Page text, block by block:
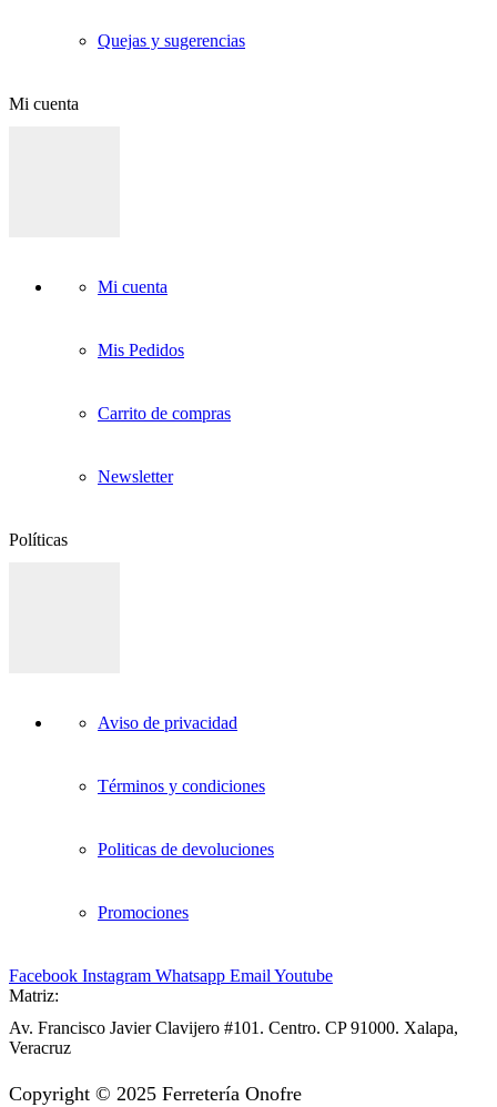
Quejas y sugerencias
Mi cuenta
Mi cuenta
Mis Pedidos
Carrito de compras
Newsletter
Políticas
Aviso de privacidad
Términos y condiciones
Politicas de devoluciones
Promociones
Facebook Instagram Whatsapp Email Youtube
Matriz:
Av. Francisco Javier Clavijero #101. Centro. CP 91000. Xalapa,
Veracruz
Copyright © 2025 Ferretería Onofre